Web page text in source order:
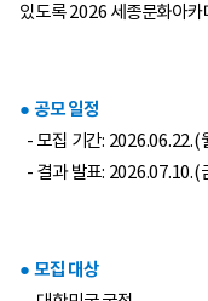
있도록 2026 세종문화아카
● 공모 일정
- 모집 기간: 2026.06.22.(
- 결과 발표: 2026.07.10.(
● 모집 대상